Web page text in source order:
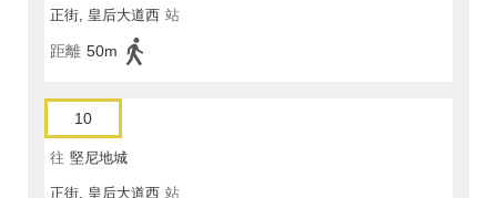
正街, 皇后大道西 站
距離 50m
10
往 堅尼地城
正街, 皇后大道西 站